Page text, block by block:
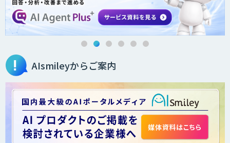
エッジデバイス 組込AIモデル開発受託
SpaceCore
AIsmileyからご案内